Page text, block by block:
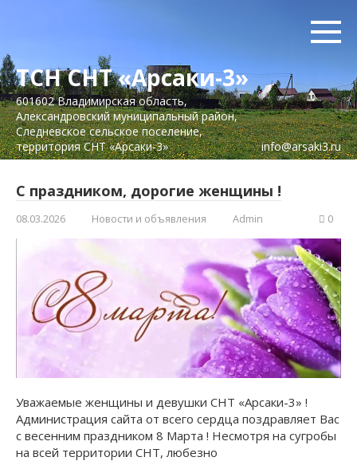
ТСН СНТ «Арсаки-3»
601602 Владимирская область,
Александровский муниципальный район,
Следневское сельское поселение,
территория СНТ «Арсаки-3»
info@arsaki3.ru
С праздником, дорогие женщины !
08.03.2026 Новости и объявления Admin 0
Уважаемые женщины и девушки СНТ «Арсаки-3» !
Администрация сайта от всего сердца поздравляет Вас
с весенним праздником 8 Марта ! Несмотря на сугробы
на всей территории СНТ, любезно